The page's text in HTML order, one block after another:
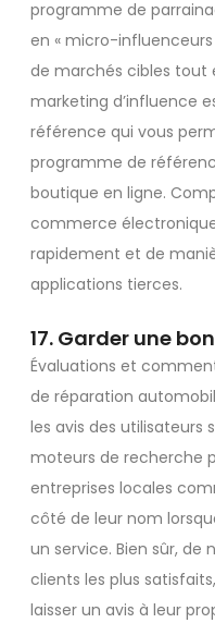
programme de
en « micro-
de marchés cibles tout
marketing d’influence
référence qui vous
programme de
boutique en ligne.
commerce électronique
rapidement et de
applications tierces.
17. Garder une
Évaluations et
de réparation
les avis des utilisateurs
moteurs de recherche
entreprises locales
côté de leur nom
un service. Bien sûr, de
clients les plus
laisser un avis à leur